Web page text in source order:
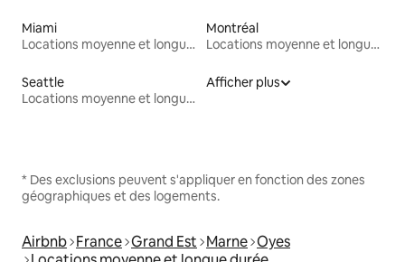
Miami
Locations moyenne et longue durée
Montréal
Locations moyenne et longue durée
Seattle
Locations moyenne et longue durée
Afficher plus
* Des exclusions peuvent s'appliquer en fonction des zones
géographiques et des logements.
Airbnb France Grand Est Marne Oyes